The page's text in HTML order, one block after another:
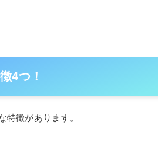
4つ！
特徴があります。